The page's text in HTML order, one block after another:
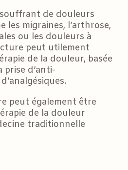
de douleurs
les migraines, l’arthrose,
ou les douleurs à
peut utilement
de la douleur, basée
prise d’anti-
peut également être
de la douleur
traditionnelle